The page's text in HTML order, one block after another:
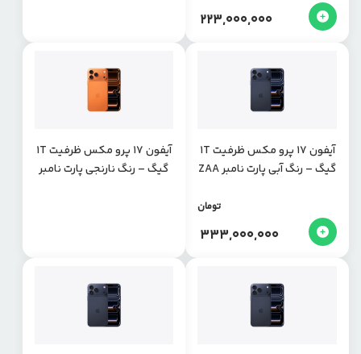
223,000,000
آیفون 17 پرو مکس ظرفیت 1T
گیگ – رنگ آبی پارت نامبر ZAA
333,000,000
تومان
آیفون 17 پرو مکس ظرفیت 1T
گیگ – رنگ نارنجی پارت نامبر